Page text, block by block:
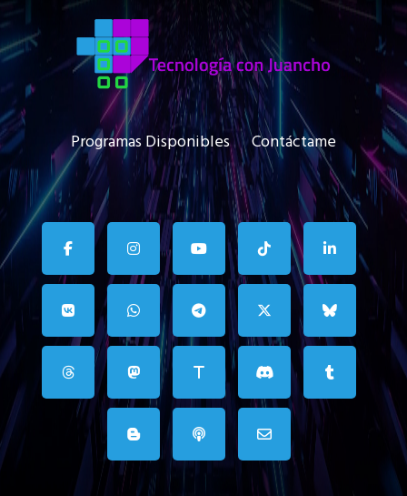
Programas Disponibles Contáctame